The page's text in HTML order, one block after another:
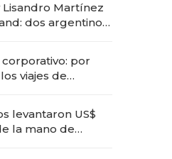
premium"
Lisandro Martínez
dos argentinos
por
viajes de
en experiencias
levantaron US$
la mano de